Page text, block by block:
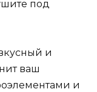
под
и
ваш
и